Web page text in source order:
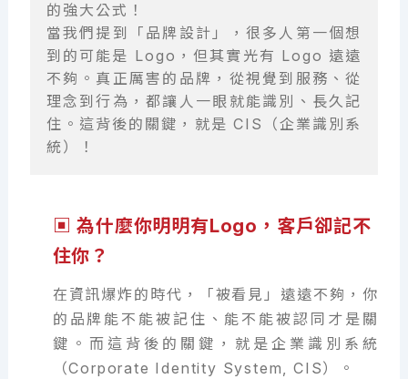
的強大公式！
當我們提到「品牌設計」，很多人第一個想
到的可能是 Logo，但其實光有 Logo 遠遠
不夠。真正厲害的品牌，從視覺到服務、從
理念到行為，都讓人一眼就能識別、長久記
住。這背後的關鍵，就是 CIS（企業識別系
統）！
▣ 為什麼你明明有Logo，客戶卻記不
住你？
在資訊爆炸的時代，「被看見」遠遠不夠，你
的品牌能不能被記住、能不能被認同才是關
鍵。而這背後的關鍵，就是企業識別系統
（Corporate Identity System, CIS）。